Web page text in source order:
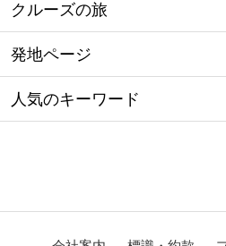
クルーズの旅
発地ページ
人気のキーワード